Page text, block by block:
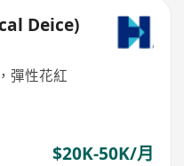
Deice)
彈性花紅
$20K-50K/月